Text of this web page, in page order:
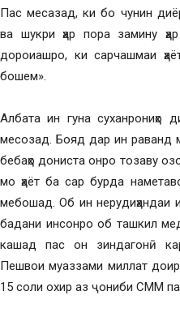
Пас месазад, ки бо чунин
ва шукри ҳар пора замину
дороиашро, ки сарчашмаи
бошем».
Албата ин гуна суханрониҳо
месозад. Бояд дар ин раванд
бебаҳо дониста онро тозаву
мо ҳаёт ба сар бурда
мебошад. Об ин нерудиҳандаи
бадани инсонро об ташкил
кашад пас он зиндагонӣ
Пешвои муаззами миллат
15 соли охир аз ҷониби СММ